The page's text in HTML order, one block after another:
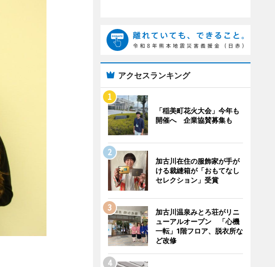
アクセスランキング
「稲美町花火大会」今年も
開催へ 企業協賛募集も
加古川在住の服飾家が手が
ける裁縫箱が「おもてなし
セレクション」受賞
加古川温泉みとろ荘がリニ
ューアルオープン 「心機
一転」1階フロア、脱衣所な
ど改修